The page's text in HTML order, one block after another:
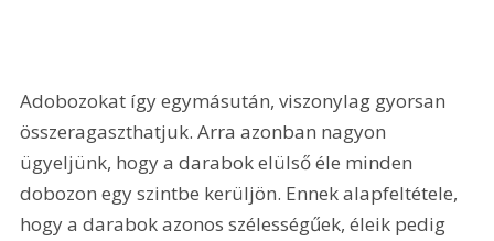
Adobozokat így egymásután, viszonylag gyorsan
összeragaszthatjuk. Arra azonban nagyon
ügyeljünk, hogy a darabok elülső éle minden
dobozon egy szintbe kerüljön. Ennek alapfeltétele,
hogy a darabok azonos szélességűek, éleik pedig